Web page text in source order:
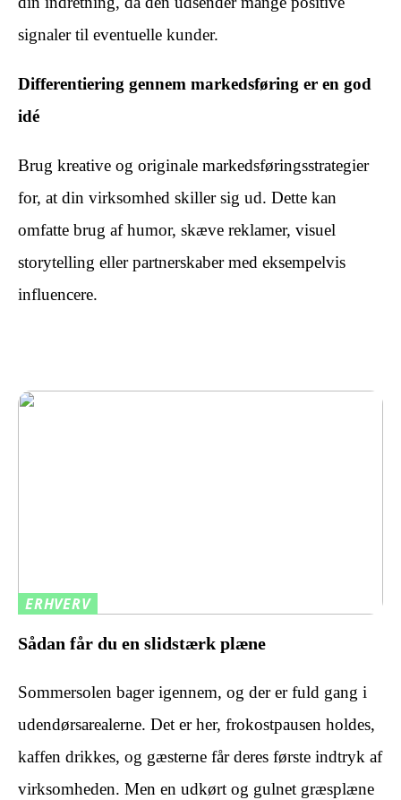
signaler til eventuelle kunder.
Differentiering gennem markedsføring er en god
idé
Brug kreative og originale markedsføringsstrategier
for, at din virksomhed skiller sig ud. Dette kan
omfatte brug af humor, skæve reklamer, visuel
storytelling eller partnerskaber med eksempelvis
influencere.
ERHVERV
Sådan får du en slidstærk plæne
Sommersolen bager igennem, og der er fuld gang i
udendørsarealerne. Det er her, frokostpausen holdes,
kaffen drikkes, og gæsterne får deres første indtryk af
virksomheden. Men en udkørt og gulnet græsplæne